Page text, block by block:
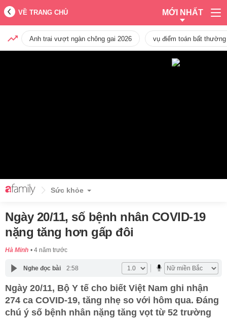
VỀ TRANG CHỦ MỚI NHẤT
Anh trai vượt ngàn chông gai 2026 vụ điểm toán bất
Sức khỏe
Ngày 20/11, số bệnh nhân COVID-19
nặng tăng hơn gấp đôi
Hà Minh 4 năm trước
Nghe đọc bài 2:58
Ngày 20/11, Bộ Y tế cho biết Việt Nam ghi nhận
274 ca COVID-19, tăng nhẹ so với hôm qua. Đáng
chú ý số bệnh nhân nặng tăng vọt từ 52 trường